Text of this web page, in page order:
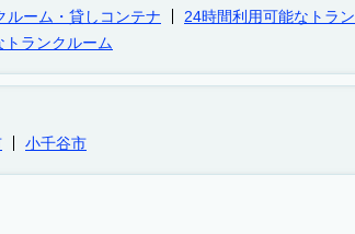
ルーム・貸しコンテナ
24時間利用可能なトラ
トランクルーム
小千谷市